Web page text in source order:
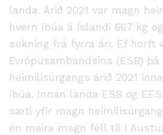
landa. Árið 2021 var magn
hvern íbúa á Íslandi 667 kg
aukning frá fyrra ári. Ef horft
Evrópusambandsins (ESB)
heimilisúrgangs árið 2021
íbúa. Innan landa ESB og
sæti yfir magn
en meira magn féll til í